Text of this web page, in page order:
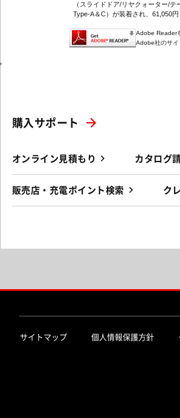
（スライドドア/リヤクォーター/テ
Type-A＆C）が装着され、61,050
Adobe Reader
Adobe社のサイ
'
購入サポート
オンライン見積もり カタログ
販売店・充電ポイント検索 ク
サイトマップ 個人情報保護方針